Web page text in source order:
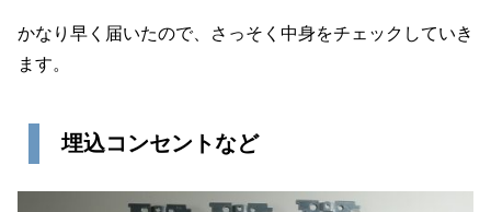
かなり早く届いたので、さっそく中身をチェックしていき
ます。
埋込コンセントなど